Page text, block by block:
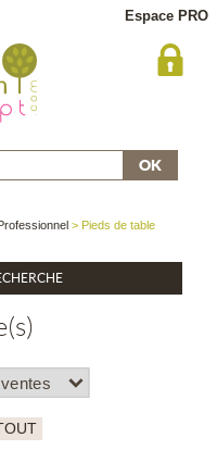
Espace PRO
> Pieds de table